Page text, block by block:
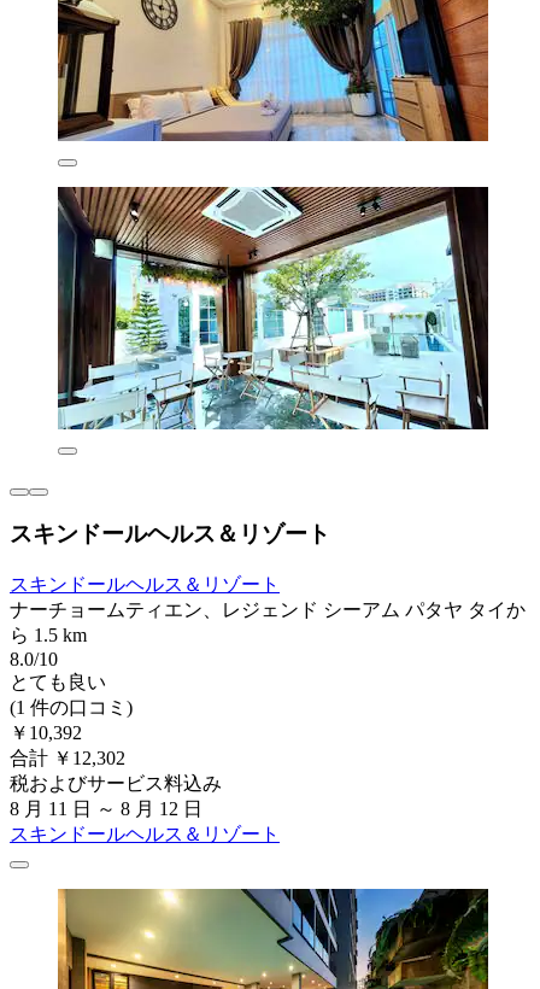
スキンドールヘルス＆リゾート
スキンドールヘルス＆リゾート
ナーチョームティエン、レジェンド シーアム パタヤ タイか
ら 1.5 km
8.0/10
とても良い
(1 件の口コミ)
￥10,392
合計 ￥12,302
税およびサービス料込み
8 月 11 日 ～ 8 月 12 日
スキンドールヘルス＆リゾート